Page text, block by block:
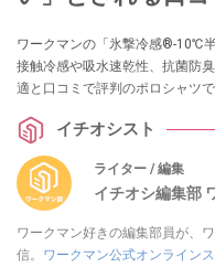
ワークマンの「氷撃冷感®-10℃
接触冷感や吸水速乾性、抗菌防
適と口コミで評判のポロシャツで
イチオシスト
ライター / 編集
イチオシ編集部
ワークマン好きの編集部員が、
信。 ワークマン公式オンライン